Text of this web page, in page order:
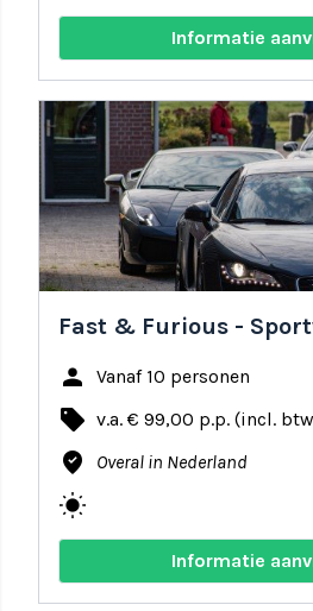
Informatie
Fast & Furious -
person Vanaf 10 personen
local_offer v.a. € 99,00 p.p. (incl.
where_to_vote Overal in Nederland
wb_sunny
Informatie